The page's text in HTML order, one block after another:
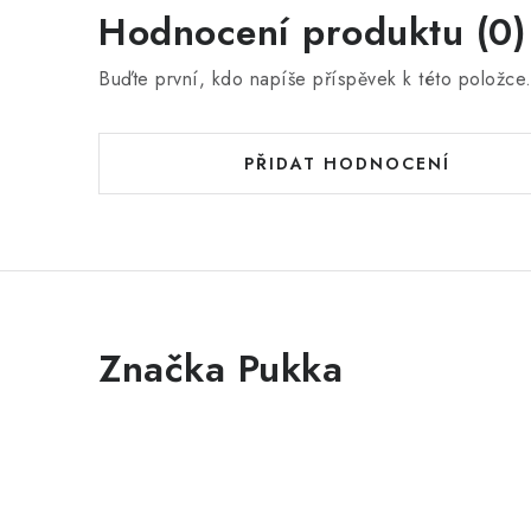
Hodnocení produktu (0)
Buďte první, kdo napíše příspěvek k této položce.
PŘIDAT HODNOCENÍ
Značka Pukka